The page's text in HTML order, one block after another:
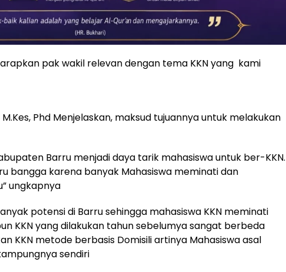
pak wakil relevan dengan tema KKN yang kami
Phd Menjelaskan, maksud tujuannya untuk melakukan
Barru menjadi daya tarik mahasiswa untuk ber-KKN.
bangga karena banyak Mahasiswa meminati dan
ungkapnya
potensi di Barru sehingga mahasiswa KKN meminati
KKN yang dilakukan tahun sebelumya sangat berbeda
KKN metode berbasis Domisili artinya Mahasiswa asal
sendiri